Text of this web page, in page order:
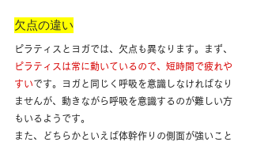
欠点の違い
ピラティスとヨガでは、欠点も異なります。まず、
ピラティスは常に動いているので、短時間で疲れや
すいです。ヨガと同じく呼吸を意識しなければなり
ませんが、動きながら呼吸を意識するのが難しい方
もいるようです。
また、どちらかといえば体幹作りの側面が強いこと